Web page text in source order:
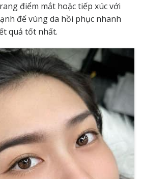
điểm mắt hoặc tiếp xúc với
để vùng da hồi phục nhanh
quả tốt nhất.